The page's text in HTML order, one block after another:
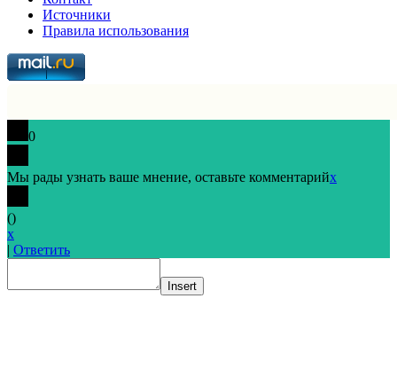
Источники
Правила использования
0
Мы рады узнать ваше мнение, оставьте комментарийx
()
x
| Ответить
Insert